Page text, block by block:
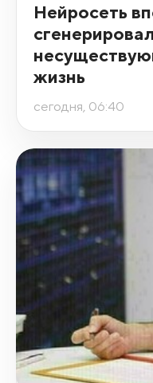
Нейросеть
жизнь
сегодня, 06:40